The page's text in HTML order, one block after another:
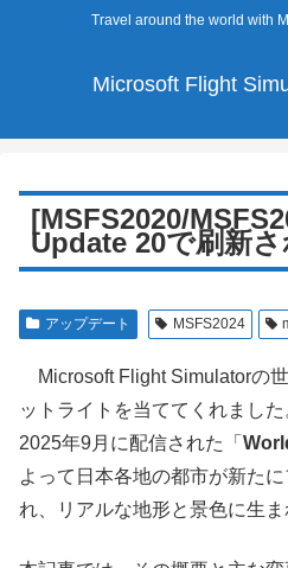
Travel around the world with
Microsoft Flight
[MSFS2020/
Update 20で刷新
アップデート MSFS2024
Microsoft Flight Simulatorの
ットライトを当ててくれました
2025年9月に配信された「
よって日本各地の都市が新た
れ、リアルな地形と景色に生ま